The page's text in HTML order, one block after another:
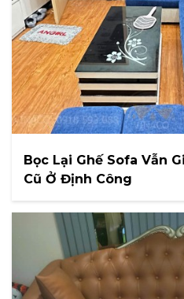
Bọc Lại Ghế Sofa Vẫn
Cũ Ở Định Công